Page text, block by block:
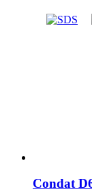
Condat